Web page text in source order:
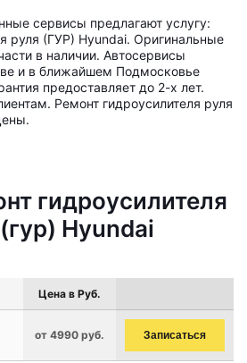
сервисы предлагают услугу:
руля (ГУР) Hyundai. Оригинальные
в наличии. Автосервисы
и в ближайшем Подмосковье
предоставляет до 2-х лет.
Ремонт гидроусилителя руля
гидроусилителя
Hyundai
Цена в Руб.
от 4990 руб. Записаться